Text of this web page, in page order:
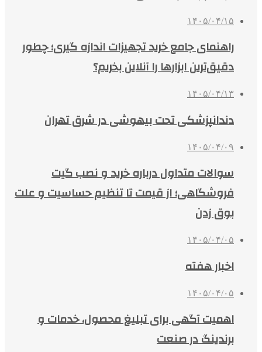
۱۴۰۵/۰۴/۱۵
راهنمای جامع خرید تجهیزات اندازه گیری؛ چطور
دقیق‌ترین ابزارها را آنلاین بخریم؟
۱۴۰۵/۰۴/۱۳
دندانپزشکی تحت بیهوشی در شرق تهران
۱۴۰۵/۰۴/۰۹
سوالات متداول درباره خرید و نصب گیت
فروشگاهی؛ از قیمت تا تنظیم حساسیت و علت
بوق زدن
۱۴۰۵/۰۴/۰۵
اخبار هفته
۱۴۰۵/۰۴/۰۵
اهمیت آگهی برای تبلیغ محصول، خدمات و
برندینگ در صنعت